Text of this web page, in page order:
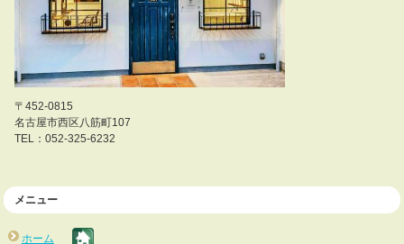
〒452-0815
名古屋市西区八筋町107
TEL：052-325-6232
メニュー
ホーム